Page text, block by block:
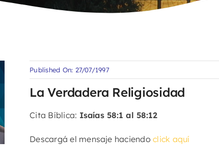
Published On: 27/07/1997
La Verdadera Religiosidad
Cita Bíblica: Isaías 58:1 al 58:12
Descargá el mensaje haciendoclick aquí